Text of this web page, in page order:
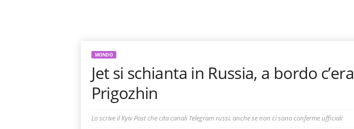
MONDO
Jet si schianta in Russia, a bordo c’era
Prigozhin
Lo scrive il Kyiv Post che cita canali Telegram russi, anche se non ci sono conferme ufficiali